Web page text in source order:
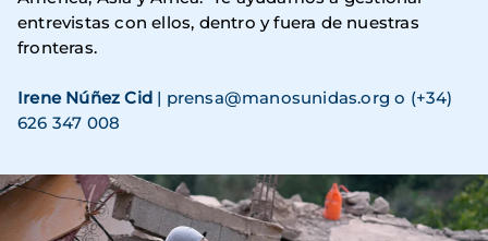
entrevistas con ellos, dentro y fuera de nuestras
fronteras.
Irene Núñez Cid | prensa@manosunidas.org o (+34)
626 347 008